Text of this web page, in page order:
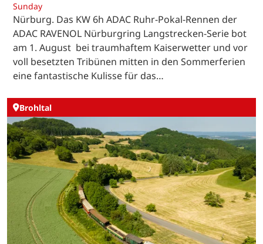
Sunday
Nürburg. Das KW 6h ADAC Ruhr-Pokal-Rennen der
ADAC RAVENOL Nürburgring Langstrecken-Serie bot
am 1. August bei traumhaftem Kaiserwetter und vor
voll besetzten Tribünen mitten in den Sommerferien
eine fantastische Kulisse für das…
Brohltal